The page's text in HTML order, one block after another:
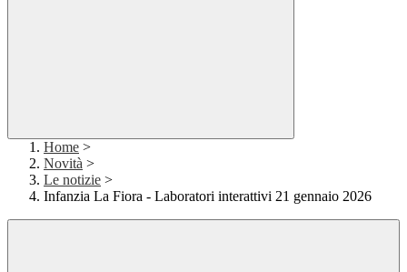
Home >
Novità >
Le notizie >
Infanzia La Fiora - Laboratori interattivi 21 gennaio 2026